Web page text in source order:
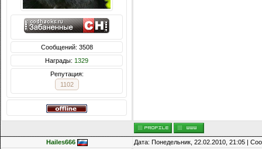
Сообщений: 3508
Награды: 1329
Репутация:
1102
Hailes666 Дата: Понедельник, 22.02.2010, 21:05 |